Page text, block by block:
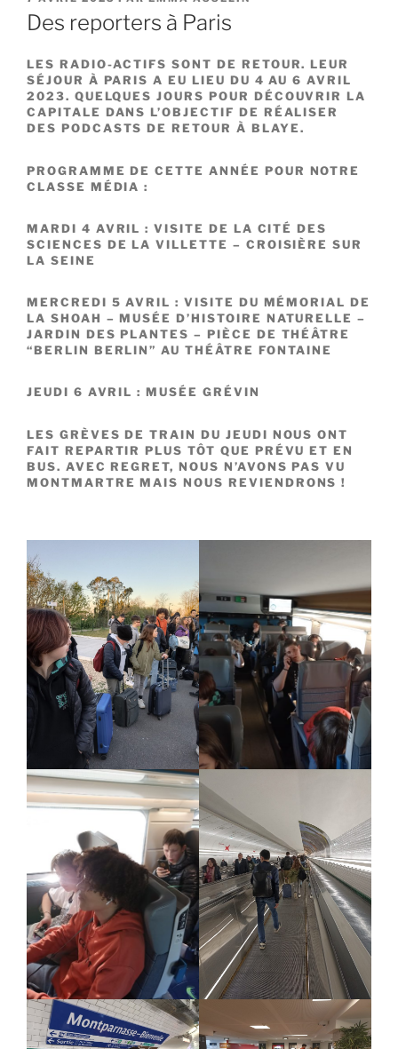
LE
Des reporters à Paris
LES RADIO-ACTIFS SONT DE RETOUR. LEUR
SÉJOUR À PARIS A EU LIEU DU 4 AU 6 AVRIL
2023. QUELQUES JOURS POUR DÉCOUVRIR LA
CAPITALE DANS L’OBJECTIF DE RÉALISER
DES PODCASTS DE RETOUR À BLAYE.
PROGRAMME DE CETTE ANNÉE POUR NOTRE
CLASSE MÉDIA :
MARDI 4 AVRIL : VISITE DE LA CITÉ DES
SCIENCES DE LA VILLETTE – CROISIÈRE SUR
LA SEINE
MERCREDI 5 AVRIL : VISITE DU MÉMORIAL DE
LA SHOAH – MUSÉE D’HISTOIRE NATURELLE –
JARDIN DES PLANTES – PIÈCE DE THÉÂTRE
“BERLIN BERLIN” AU THÉÂTRE FONTAINE
JEUDI 6 AVRIL : MUSÉE GRÉVIN
LES GRÈVES DE TRAIN DU JEUDI NOUS ONT
FAIT REPARTIR PLUS TÔT QUE PRÉVU ET EN
BUS. AVEC REGRET, NOUS N’AVONS PAS VU
MONTMARTRE MAIS NOUS REVIENDRONS !